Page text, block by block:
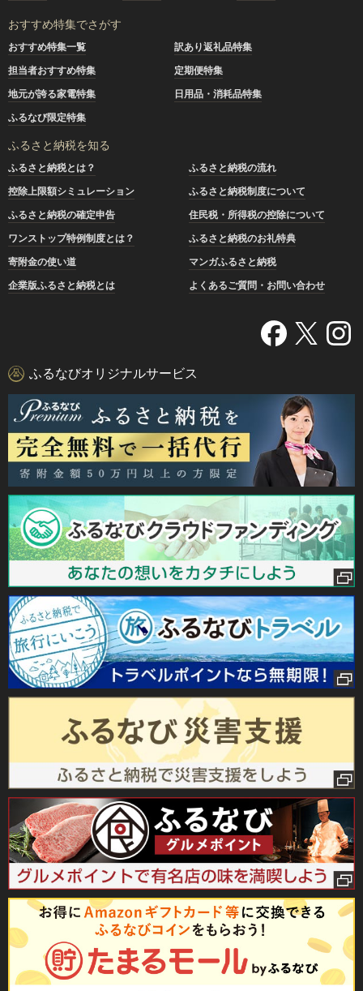
おすすめ特集でさがす
おすすめ特集一覧
訳あり返礼品特集
担当者おすすめ特集
定期便特集
地元が誇る家電特集
日用品・消耗品特集
ふるなび限定特集
ふるさと納税を知る
ふるさと納税とは？
ふるさと納税の流れ
控除上限額シミュレーション
ふるさと納税制度について
ふるさと納税の確定申告
住民税・所得税の控除について
ワンストップ特例制度とは？
ふるさと納税のお礼特典
寄附金の使い道
マンガふるさと納税
企業版ふるさと納税とは
よくあるご質問・お問い合わせ
ふるなびオリジナルサービス